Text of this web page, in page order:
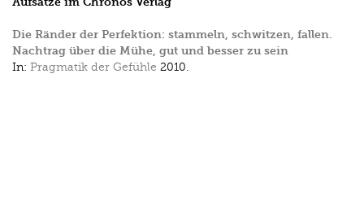
Die Ränder der Perfektion: stammeln, schwitzen, fallen.
Nachtrag über die Mühe, gut und besser zu sein
In: Pragmatik der Gefühle 2010.